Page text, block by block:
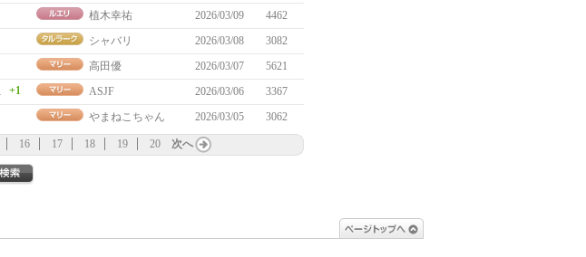
植木幸祐 2026/03/09
4462
シャバリ 2026/03/08
3082
高田優 2026/03/07
5621
と。
+1 ASJF 2026/03/06
3367
やまねこちゃん 2026/03/05 3062
16 17 18 19 20 次へ